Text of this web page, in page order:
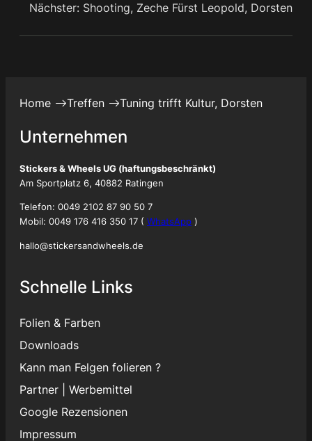
Nächster: Shooting, Zeche Fürst Leopold, Dorsten
Home Treffen Tuning trifft Kultur, Dorsten
Unternehmen
Stickers & Wheels UG (haftungsbeschränkt)
Am Sportplatz 6, 40882 Ratingen
Telefon: 0049 2102 87 90 50 7
Mobil: 0049 176 416 350 17 ( WhatsApp )
hallo@stickersandwheels.de
Schnelle Links
Folien & Farben
Downloads
Kann man Felgen folieren ?
Partner
Werbemittel
Google Rezensionen
Impressum